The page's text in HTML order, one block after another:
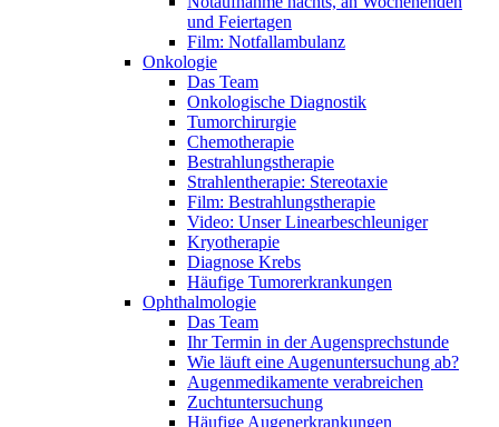
und Feiertagen
Film: Notfallambulanz
Onkologie
Das Team
Onkologische Diagnostik
Tumorchirurgie
Chemotherapie
Bestrahlungstherapie
Strahlentherapie: Stereotaxie
Film: Bestrahlungstherapie
Video: Unser Linearbeschleuniger
Kryotherapie
Diagnose Krebs
Häufige Tumorerkrankungen
Ophthalmologie
Das Team
Ihr Termin in der Augensprechstunde
Wie läuft eine Augenuntersuchung ab?
Augenmedikamente verabreichen
Zuchtuntersuchung
Häufige Augenerkrankungen